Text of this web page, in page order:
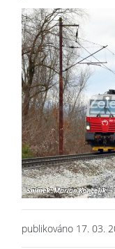
publikováno 17. 03.